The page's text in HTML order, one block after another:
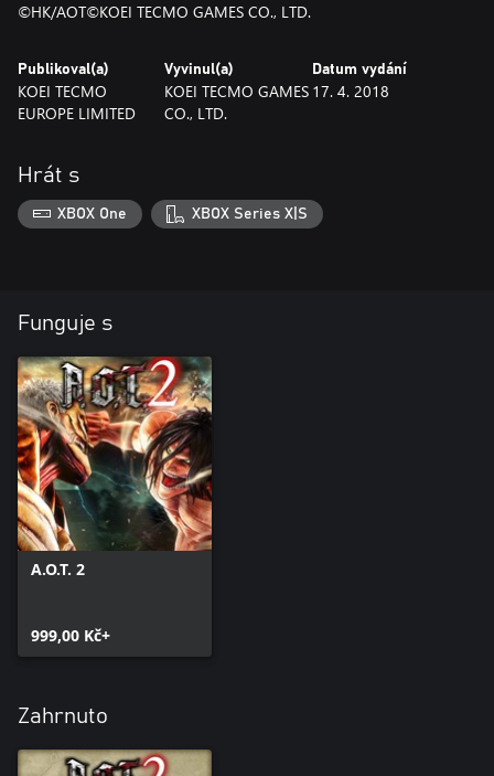
©HK/AOT©KOEI TECMO GAMES CO., LTD.
Publikoval(a)
KOEI TECMO
EUROPE LIMITED
Vyvinul(a)
KOEI TECMO GAMES
CO., LTD.
Datum vydání
17. 4. 2018
Hrát s
XBOX One XBOX Series X|S
Funguje s
A.O.T. 2
999,00 Kč+
Zahrnuto